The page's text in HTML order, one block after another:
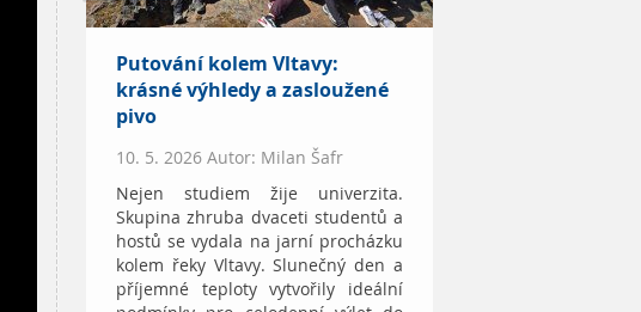
Putování kolem Vltavy:
krásné výhledy a zasloužené
pivo
10. 5. 2026 Autor: Milan Šafr
Nejen studiem žije univerzita.
Skupina zhruba dvaceti studentů a
hostů se vydala na jarní procházku
kolem řeky Vltavy. Slunečný den a
příjemné teploty vytvořily ideální